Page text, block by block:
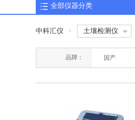
全部仪器分类
中科汇仪 > 土壤检测仪
品牌： 国产